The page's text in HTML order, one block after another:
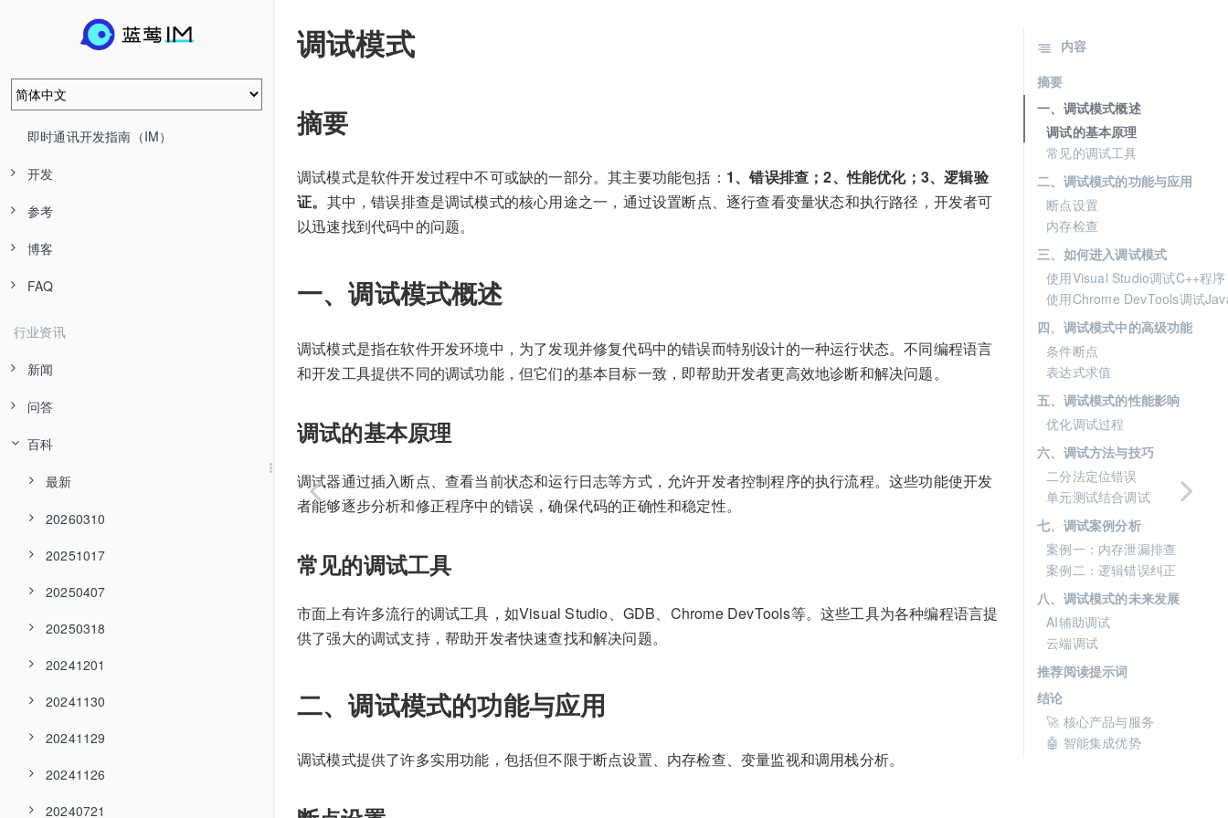
即时通讯开发指南（IM）
开发
参考
博客
FAQ
行业资讯
新闻
问答
百科
最新
20260310
20251017
20250407
20250318
20241201
20241130
20241129
20241126
20240721
调试模式
摘要
调试模式是软件开发过程中不可或缺的一部分。其主要功能包括： 1、错误排查；2、性能优化；3、逻辑验
证。 其中，错误排查是调试模式的核心用途之一，通过设置断点、逐行查看变量状态和执行路径，开发者可
以迅速找到代码中的问题。
一、调试模式概述
调试模式是指在软件开发环境中，为了发现并修复代码中的错误而特别设计的一种运行状态。不同编程语言
和开发工具提供不同的调试功能，但它们的基本目标一致，即帮助开发者更高效地诊断和解决问题。
调试的基本原理
调试器通过插入断点、查看当前状态和运行日志等方式，允许开发者控制程序的执行流程。这些功能使开发
者能够逐步分析和修正程序中的错误，确保代码的正确性和稳定性。
常见的调试工具
市面上有许多流行的调试工具，如Visual Studio、GDB、Chrome DevTools等。这些工具为各种编程语言提
供了强大的调试支持，帮助开发者快速查找和解决问题。
二、调试模式的功能与应用
调试模式提供了许多实用功能，包括但不限于断点设置、内存检查、变量监视和调用栈分析。
内容
摘要
一、调试模式概述
调试的基本原理
常见的调试工具
二、调试模式的功能与应用
断点设置
内存检查
三、如何进入调试模式
使用Visual Studio调试C++程序
使用Chrome DevTools调试
四、调试模式中的高级功能
条件断点
表达式求值
五、调试模式的性能影响
优化调试过程
六、调试方法与技巧
二分法定位错误
单元测试结合调试
七、调试案例分析
案例一：内存泄漏排查
案例二：逻辑错误纠正
八、调试模式的未来发展
AI辅助调试
云端调试
推荐阅读提示词
结论
🚀 核心产品与服务
🤖 智能集成优势